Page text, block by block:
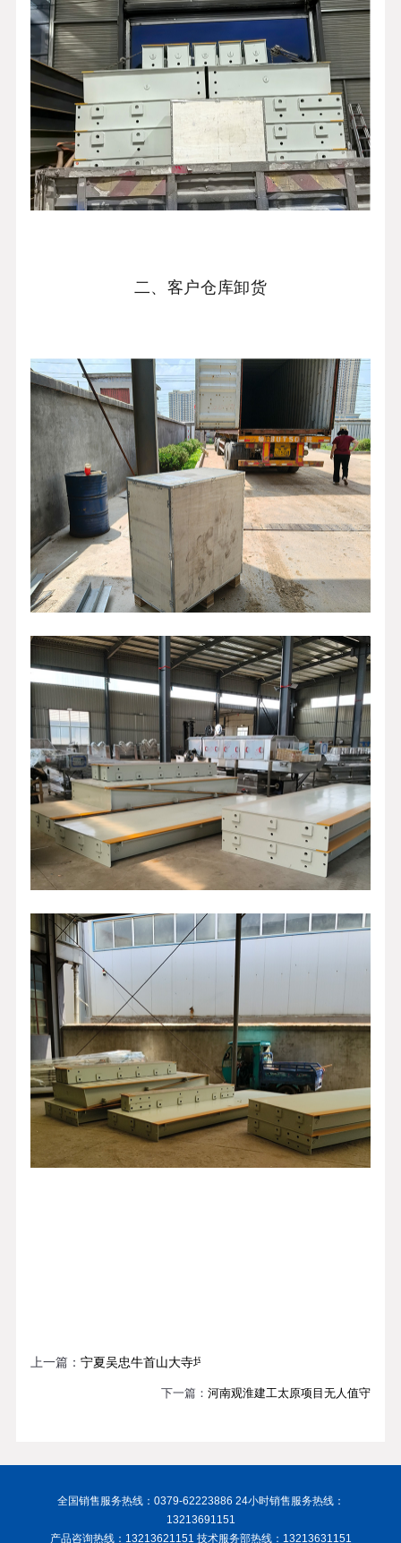
二、客户仓库卸货
上一篇：宁夏吴忠牛首山大寺坪矿区150吨地磅
下一篇： 河南观淮建工太原项目无人值守
全国销售服务热线：0379-62223886 24小时销售服务热线：
13213691151
产品咨询热线：13213621151 技术服务部热线：13213631151